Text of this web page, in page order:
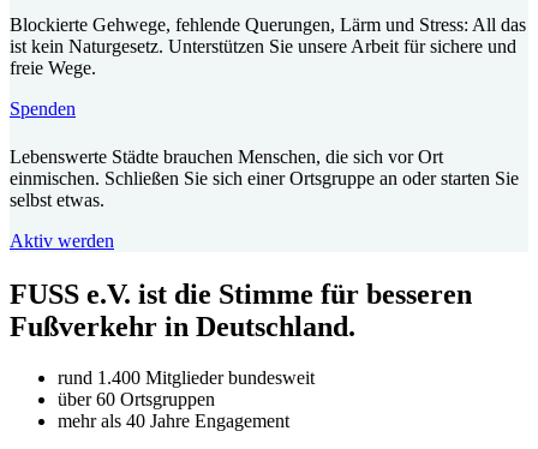
Blockierte Gehwege, fehlende Querungen, Lärm und Stress: All das
ist kein Naturgesetz. Unterstützen Sie unsere Arbeit für sichere und
freie Wege.
Spenden
Lebenswerte Städte brauchen Menschen, die sich vor Ort
einmischen. Schließen Sie sich einer Ortsgruppe an oder starten Sie
selbst etwas.
Aktiv werden
FUSS e.V. ist die Stimme für besseren
Fußverkehr in Deutschland.
rund 1.400 Mitglieder bundesweit
über 60 Ortsgruppen
mehr als 40 Jahre Engagement